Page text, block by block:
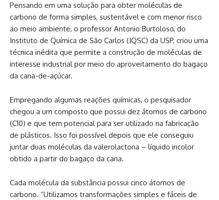
Pensando em uma solução para obter moléculas de
carbono de forma simples, sustentável e com menor risco
ao meio ambiente, o professor Antonio Burtoloso, do
Instituto de Química de São Carlos (IQSC) da USP, criou uma
técnica inédita que permite a construção de moléculas de
interesse industrial por meio do aproveitamento do bagaço
da cana-de-açúcar.
Empregando algumas reações químicas, o pesquisador
chegou a um composto que possui dez átomos de carbono
(C10) e que tem potencial para ser utilizado na fabricação
de plásticos. Isso foi possível depois que ele conseguiu
juntar duas moléculas da valerolactona – líquido incolor
obtido a partir do bagaço da cana.
Cada molécula da substância possui cinco átomos de
carbono. “Utilizamos transformações simples e fáceis de